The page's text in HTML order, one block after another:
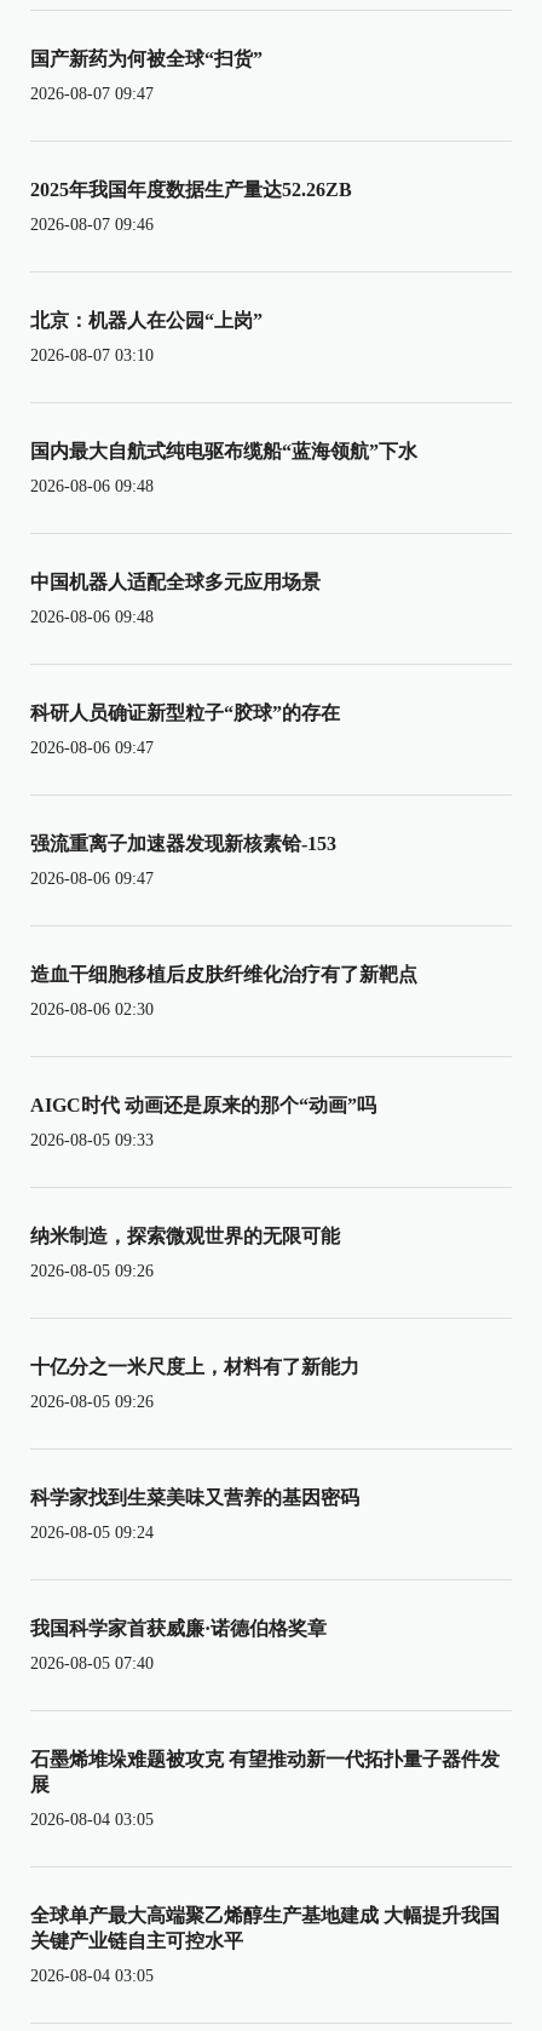
国产新药为何被全球“扫货”
2026-08-07 09:47
2025年我国年度数据生产量达52.26ZB
2026-08-07 09:46
北京：机器人在公园“上岗”
2026-08-07 03:10
国内最大自航式纯电驱布缆船“蓝海领航”下水
2026-08-06 09:48
中国机器人适配全球多元应用场景
2026-08-06 09:48
科研人员确证新型粒子“胶球”的存在
2026-08-06 09:47
强流重离子加速器发现新核素铪-153
2026-08-06 09:47
造血干细胞移植后皮肤纤维化治疗有了新靶点
2026-08-06 02:30
AIGC时代 动画还是原来的那个“动画”吗
2026-08-05 09:33
纳米制造，探索微观世界的无限可能
2026-08-05 09:26
十亿分之一米尺度上，材料有了新能力
2026-08-05 09:26
科学家找到生菜美味又营养的基因密码
2026-08-05 09:24
我国科学家首获威廉·诺德伯格奖章
2026-08-05 07:40
石墨烯堆垛难题被攻克 有望推动新一代拓扑量子器件发
展
2026-08-04 03:05
全球单产最大高端聚乙烯醇生产基地建成 大幅提升我国
关键产业链自主可控水平
2026-08-04 03:05